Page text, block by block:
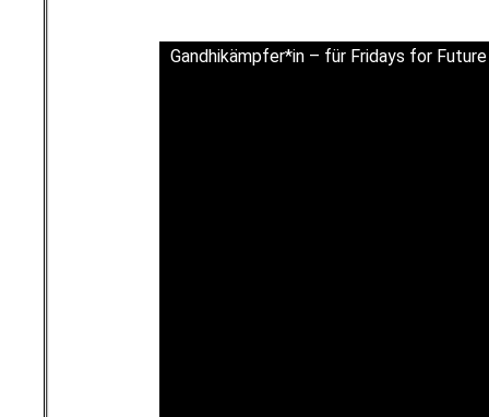
Gandhikämpfer*in – für Fridays for Future